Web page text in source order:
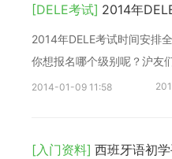
[DELE考试] 2014年
2014年DELE考试时间安排
你想报名哪个级别呢？沪友
2014-01-09 11:58
[入门资料] 西班牙语初